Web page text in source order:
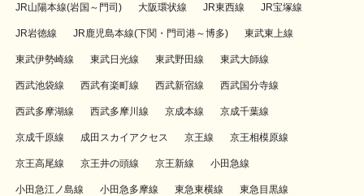
JR山陽本線(岩国～門司) 大阪環状線 JR東西線 JR宝塚線
JR岩徳線 JR鹿児島本線(下関・門司港～博多) 東武東上線
東武伊勢崎線 東武日光線 東武野田線 東武大師線
西武池袋線 西武有楽町線 西武新宿線 西武国分寺線
西武多摩湖線 西武多摩川線 京成本線 京成千葉線
京成千原線 成田スカイアクセス 京王線 京王相模原線
京王高尾線 京王井の頭線 京王新線 小田急線
小田急江ノ島線 小田急多摩線 東急東横線 東急目黒線